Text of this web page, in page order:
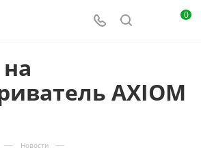
0
AXIOM
— Новости —